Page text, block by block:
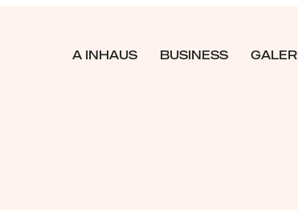
A INHAUS BUSINESS